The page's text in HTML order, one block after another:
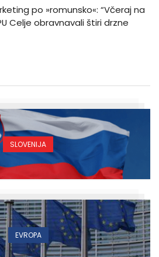
po »romunsko«: “Včeraj na
Celje obravnavali štiri drzne
SLOVENIJA
EVROPA